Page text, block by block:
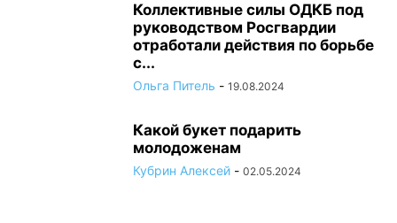
Коллективные силы ОДКБ под
руководством Росгвардии
отработали действия по борьбе
с...
Ольга Питель - 19.08.2024
Какой букет подарить
молодоженам
Кубрин Алексей - 02.05.2024